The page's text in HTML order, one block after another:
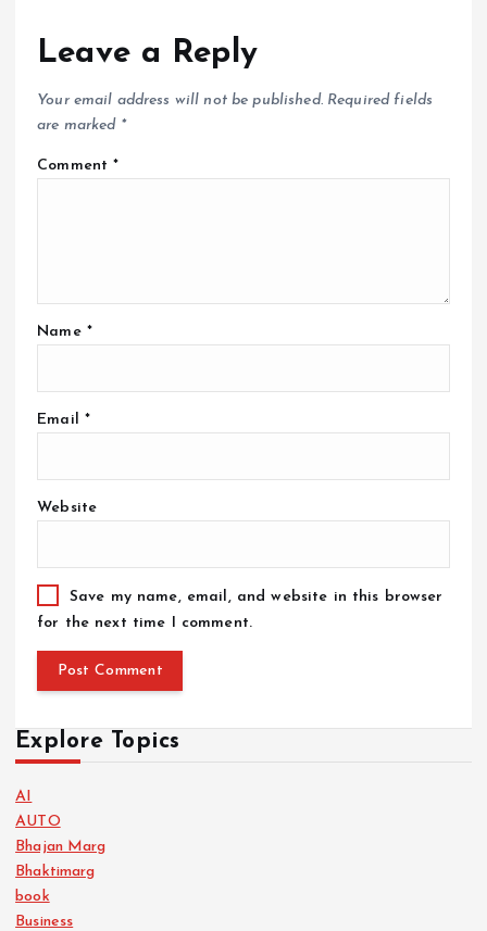
Leave a Reply
Your email address will not be published. Required fields
are marked *
Comment*
Name *
Email *
Website
Save my name, email, and website in this browser
for the next time I comment.
Explore Topics
AI
AUTO
Bhajan Marg
Bhaktimarg
book
Business